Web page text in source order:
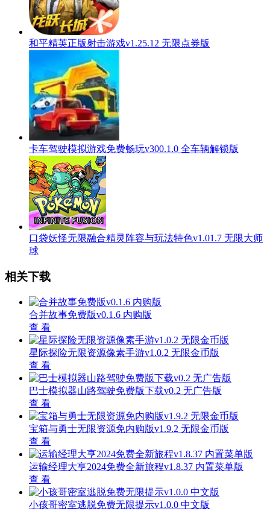
和平精英正版射击游戏v1.25.12 无限点券版
卡车驾驶模拟游戏免费畅玩v300.1.0 全车辆解锁版
口袋妖怪无限融合精灵阵容与玩法特色v1.01.7 无限大师
球
相关下载
合并故事免费版v0.1.6 内购版
查 看
星际探险无限资源像素手游v1.0.2 无限金币版
查 看
巴士模拟器山路驾驶免费版下载v0.2 无广告版
查 看
宝箱与勇士无限资源免内购版v1.9.2 无限金币版
查 看
运输经理大亨2024免费全新旅程v1.8.37 内置菜单版
查 看
小孩哥密室逃脱免费无限提示v1.0.0 中文版